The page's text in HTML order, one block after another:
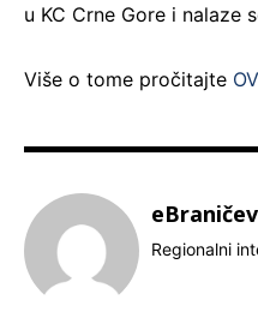
u KC Crne Gore i nalaze
Više o tome pročitajte
Regionalni